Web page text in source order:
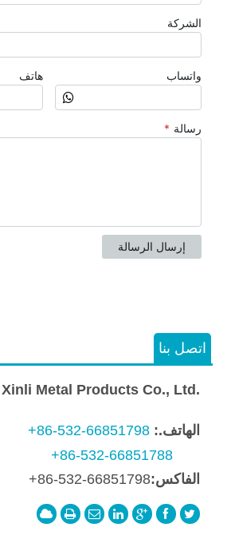
اتصل بنا
Metal Products Co., Ltd.
الهاتف.: +86-532-66851798
+86-532-66851788
الفاكس:+86-532-66851798